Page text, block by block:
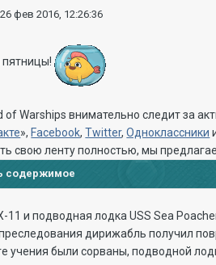
26 фев 2016, 12:26:36
пятницы!
of Warships внимательно следит за
», Facebook,Twitter,Одноклассники
свою ленту полностью, мы
содержимое
и подводная лодка USS Sea
дирижабль получил
учения были сорваны, подводной